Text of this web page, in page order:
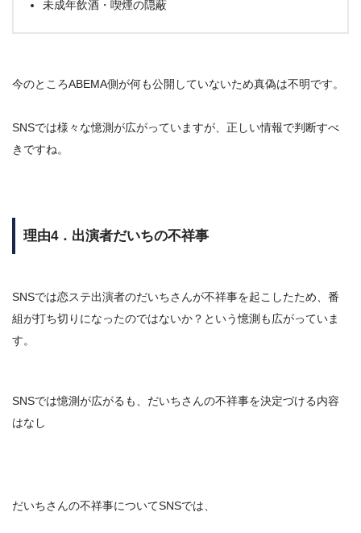
未成年飲酒・喫煙の隠蔽
今のところABEMA側が何も公開していないため真偽は不明です。
SNSでは様々な憶測が広がっていますが、正しい情報で判断すべ
きですね。
理由4．出演者だいちの不祥事
SNSでは恋ステ出演者のだいちさんが不祥事を起こしたため、番
組が打ち切りになったのではないか？という憶測も広がっていま
す。
SNSでは憶測が広がるも、だいちさんの不祥事を決定づける内容
はなし
だいちさんの不祥事についてSNSでは、